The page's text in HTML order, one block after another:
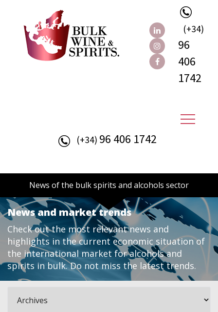
(+34)
96
406
1742
(+34) 96 406 1742
News of the bulk spirits and alcohols sector
News and market trends
Check out the most relevant news and
highlights in the current economic situation of
the international market for alcohols and
spirits in bulk. Do not miss the latest trends.